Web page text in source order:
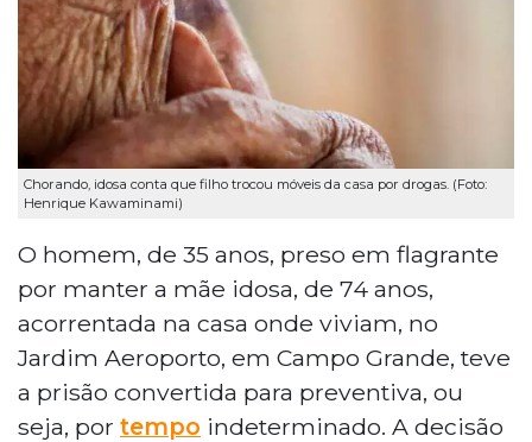
Chorando, idosa conta que filho trocou móveis da casa por drogas. (Foto:
Henrique Kawaminami)
O homem, de 35 anos, preso em flagrante
por manter a mãe idosa, de 74 anos,
acorrentada na casa onde viviam, no
Jardim Aeroporto, em Campo Grande, teve
a prisão convertida para preventiva, ou
seja, por tempo indeterminado. A decisão